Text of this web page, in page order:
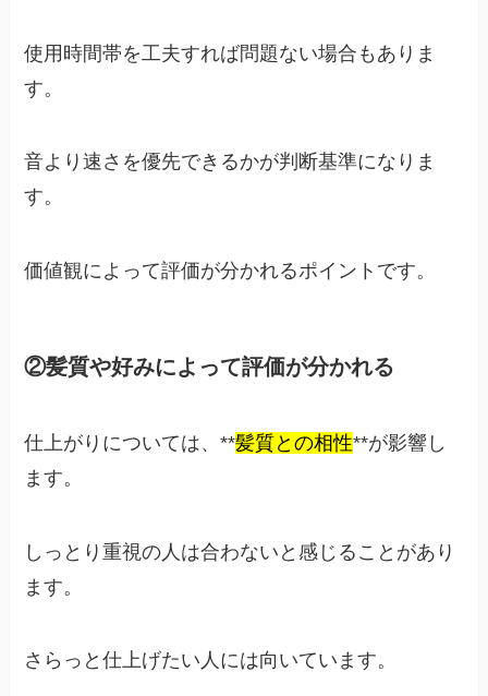
使用時間帯を工夫すれば問題ない場合もありま
す。
音より速さを優先できるかが判断基準になりま
す。
価値観によって評価が分かれるポイントです。
②髪質や好みによって評価が分かれる
仕上がりについては、**髪質との相性**が影響し
ます。
しっとり重視の人は合わないと感じることがあり
ます。
さらっと仕上げたい人には向いています。